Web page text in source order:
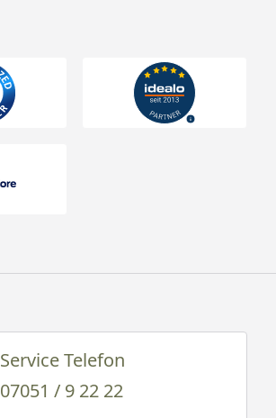
Service Telefon
07051 / 9 22 22